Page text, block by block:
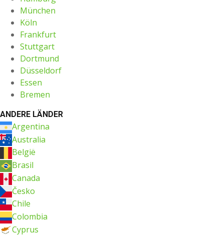
München
Köln
Frankfurt
Stuttgart
Dortmund
Düsseldorf
Essen
Bremen
ANDERE LÄNDER
Argentina
Australia
België
Brasil
Canada
Česko
Chile
Colombia
Cyprus